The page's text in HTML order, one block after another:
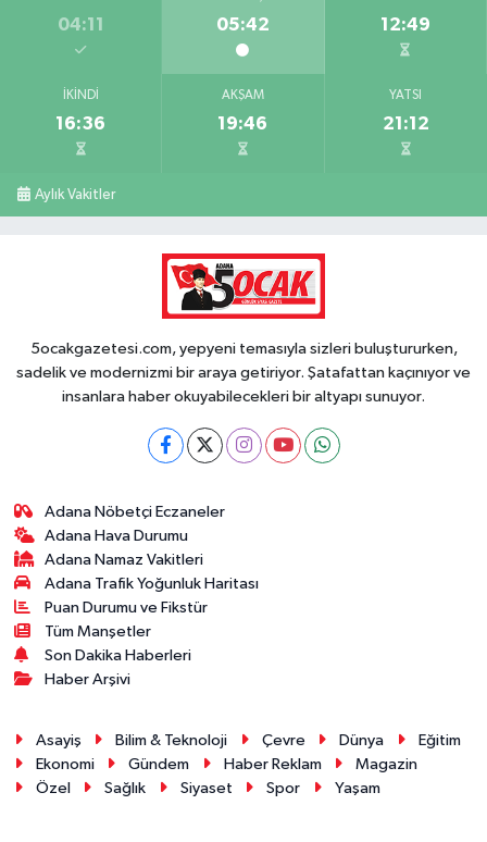
04:11 05:42 12:49
İKINDI
16:36
AKŞAM
19:46
YATSI
21:12
Aylık Vakitler
5ocakgazetesi.com, yepyeni temasıyla sizleri buluştururken,
sadelik ve modernizmi bir araya getiriyor. Şatafattan kaçınıyor ve
insanlara haber okuyabilecekleri bir altyapı sunuyor.
Adana Nöbetçi Eczaneler
Adana Hava Durumu
Adana Namaz Vakitleri
Adana Trafik Yoğunluk Haritası
Puan Durumu ve Fikstür
Tüm Manşetler
Son Dakika Haberleri
Haber Arşivi
Asayiş Bilim & Teknoloji Çevre Dünya
Eğitim
Ekonomi
Gündem Haber Reklam
Magazin
Özel
Sağlık Siyaset Spor Yaşam